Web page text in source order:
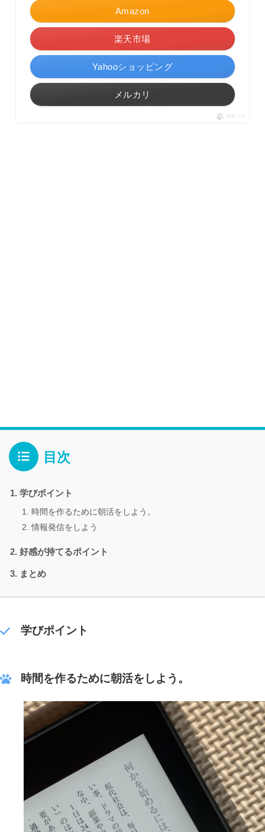
Amazon
楽天市場
Yahooショッピング
メルカリ
ポチップ
目次
学びポイント
時間を作るために朝活をしよう。
情報発信をしよう
好感が持てるポイント
まとめ
学びポイント
時間を作るために朝活をしよう。